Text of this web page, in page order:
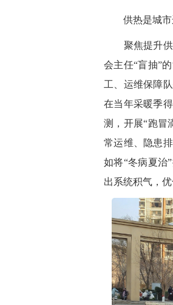
供热是城市运
聚焦提升供
会主任“盲抽”
工、运维保障
在当年采暖季
测，开展“跑冒
常运维、隐患
如将“冬病夏治
出系统积气，